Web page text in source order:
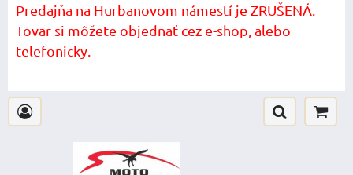
Predajňa na Hurbanovom námestí je ZRUŠENÁ.
Tovar si môžete objednať cez e-shop, alebo
telefonicky.